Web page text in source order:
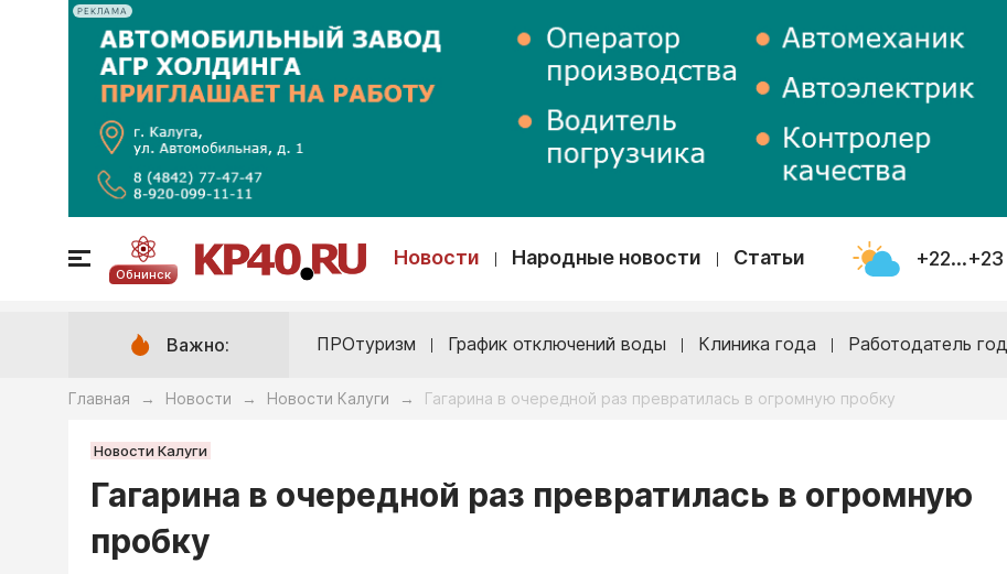
РЕКЛАМА
Обнинск
Новости Народные новости Статьи
Важно: ПРОтуризм График отключений воды Клиника года Работодатель
Главная → Новости → Новости Калуги → Гагарина в очередной раз превратилась в огромную пробку
Новости Калуги
Гагарина в очередной раз превратилась в огромную
пробку